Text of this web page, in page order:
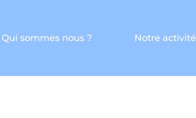
Qui sommes nous ? Notre activité